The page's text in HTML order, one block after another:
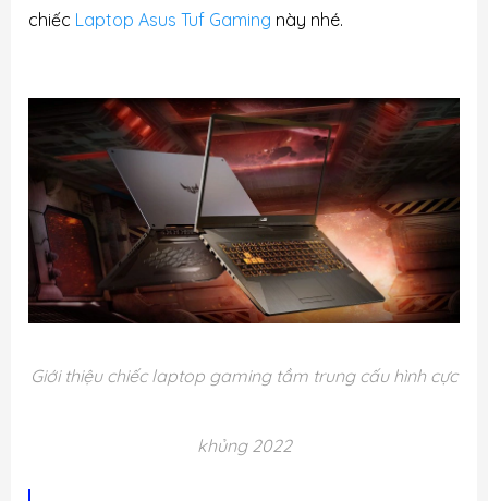
chiếc Laptop Asus Tuf Gaming này nhé.
Giới thiệu chiếc laptop gaming tầm trung cấu hình cực
khủng 2022